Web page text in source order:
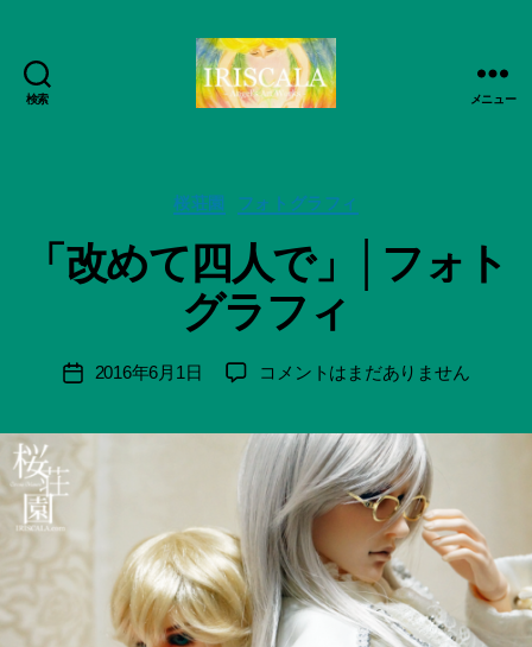
検索
日
活
動
記
録・
品
IRISCALA
メニュー
カ
ゴ
リ
ー
桜荘園 フォトグラフィ
「改めて四人で」│フォト
グラフィ
投
:
智
日
月
u
a
ci
Hi
ts
u
ki
＊
投
2016年6月1日
「改
人
で」
│
フ
ォ
ト
グ
コメントはまだありません